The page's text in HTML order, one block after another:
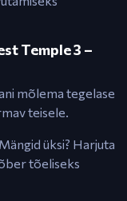
Temple 3 –
mõlema tegelase
teisele.
üksi? Harjuta
tõeliseks